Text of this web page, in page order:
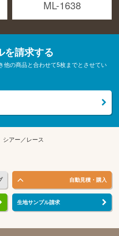
ML-1638
を請求する
他の商品と合わせて5枚までとさせてい
シアー／レース
自動見積・購入
生地サンプル請求